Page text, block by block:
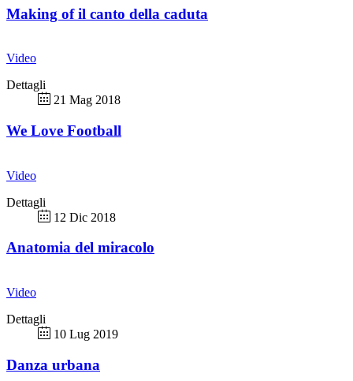
Making of il canto della caduta
Video
Dettagli
21 Mag 2018
We Love Football
Video
Dettagli
12 Dic 2018
Anatomia del miracolo
Video
Dettagli
10 Lug 2019
Danza urbana